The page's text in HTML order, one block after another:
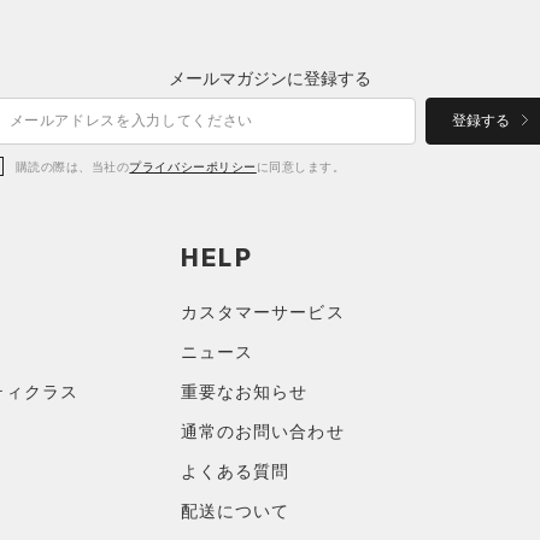
メールマガジンに登録する
登録する
購読の際は、当社のプライバシーポリシー に同意します。
クラス
HELP
カスタマーサービス
ニュース
重要なお知らせ
通常のお問い合わせ
よくある質問
配送について